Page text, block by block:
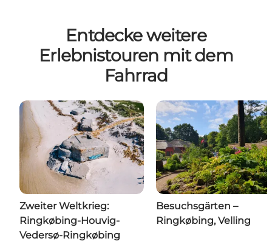
Entdecke weitere
Erlebnistouren mit dem
Fahrrad
Zweiter Weltkrieg:
Ringkøbing-Houvig-
Vedersø-Ringkøbing
Besuchsgärten –
Ringkøbing, Velling